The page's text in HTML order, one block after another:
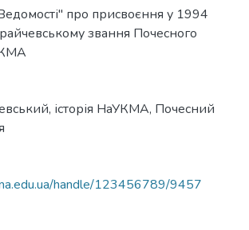
про присвоєння у 1994
звання Почесного
, історія НаУКМА, Почесний
handle/123456789/9457